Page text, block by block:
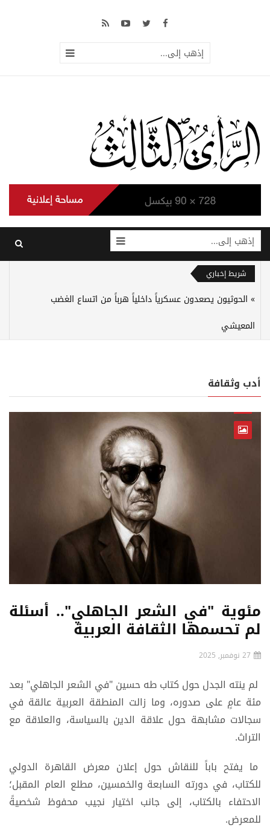
إذهب إلى...
إذهب إلى...
شريط إخباري
الحوثيون يصعدون عسكرياً داخلياً هرباً من اتساع الغضب
المعيشي
أدب وثقافة
مئوية "في الشعر الجاهلي".. أسئلة
لم تحسمها الثقافة العربية
27 نوفمبر, 2025
لم ينته الجدل حول كتاب طه حسين "في الشعر الجاهلي" بعد
مئة عامٍ على صدوره، وما زالت المنطقة العربية عالقة في
سجالات مشابهة حول علاقة الدين بالسياسة، والعلاقة مع
التراث.
ما يفتح باباً للنقاش حول إعلان معرض القاهرة الدولي
للكتاب، في دورته السابعة والخمسين، مطلع العام المقبل؛
الاحتفاء بالكتاب، إلى جانب اختيار نجيب محفوظ شخصيةً
للمعرض.